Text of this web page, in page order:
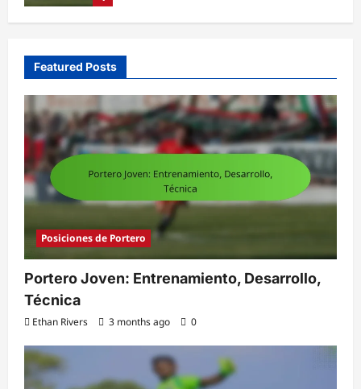
Featured Posts
Posiciones de Portero
Portero Joven: Entrenamiento, Desarrollo,
Técnica
Ethan Rivers 3 months ago 0